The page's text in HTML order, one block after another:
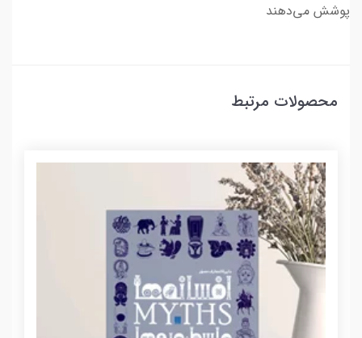
پوشش می‌دهند
محصولات مرتبط